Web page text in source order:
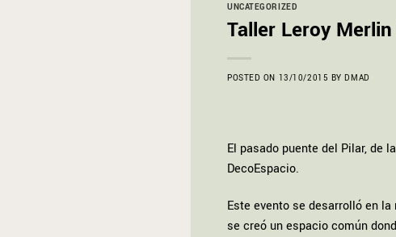
UNCATEGORIZED
Taller Leroy
POSTED ON 13/10/2015 BYDMAD
El pasado puente del Pilar, de
DecoEspacio.
Este evento se desarrolló en
se creó un espacio común